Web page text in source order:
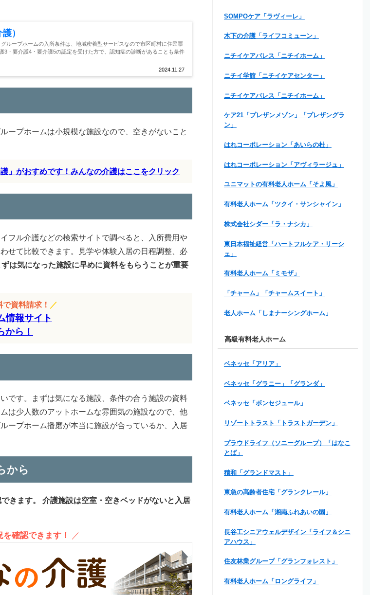
）
2024.11.27
ループホームの入所条件は、地域密着型サービスなので市区町村に住民票
・要介護4・要介護5の認定を受けた方で、認知症の診断があることも条件
ープホームは小規模な施設なので、空きがないこと
」がおすめです！みんなの介護はここをクリック
フル介護などの検索サイトで調べると、入所費用や
せて比較できます。見学や体験入居の日程調整、必
ずは気になった施設に早めに資料をもらうことが重要
資料請求！ ／
情報サイト
から！
です。まずは気になる施設、条件の合う施設の資料
は少人数のアットホームな雰囲気の施設なので、他
ープホーム播磨が本当に施設が合っているか、入居
から
きます。
介護施設は空室・空きベッドがないと入居
確認できます！ ／
SOMPOケア「ラヴィーレ」
木下の介護「ライフコミューン」
ニチイケアパレス「ニチイホーム」
ニチイ学館「ニチイケアセンター」
ニチイケアパレス「ニチイホーム」
ケア21「プレザンメゾン」「プレザングラ
ン」
はれコーポレーション「あいらの杜」
はれコーポレーション「アヴィラージュ」
ユニマットの有料老人ホーム「そよ風」
有料老人ホーム「ツクイ・サンシャイン」
株式会社シダー「ラ・ナシカ」
東日本福祉経営「ハートフルケア・リーシ
ェ」
有料老人ホーム「ミモザ」
「チャーム」「チャームスイート」
老人ホーム「しまナーシングホーム」
高級有料老人ホーム
ベネッセ「アリア」
ベネッセ「グラニー」「グランダ」
ベネッセ「ボンセジュール」
リゾートトラスト「トラストガーデン」
プラウドライフ（ソニーグループ）「はなこ
とば」
積和「グランドマスト」
東急の高齢者住宅「グランクレール」
有料老人ホーム「湘南ふれあいの園」
長谷工シニアウェルデザイン「ライフ＆シニ
アハウス」
住友林業グループ「グランフォレスト」
有料老人ホーム「ロングライフ」